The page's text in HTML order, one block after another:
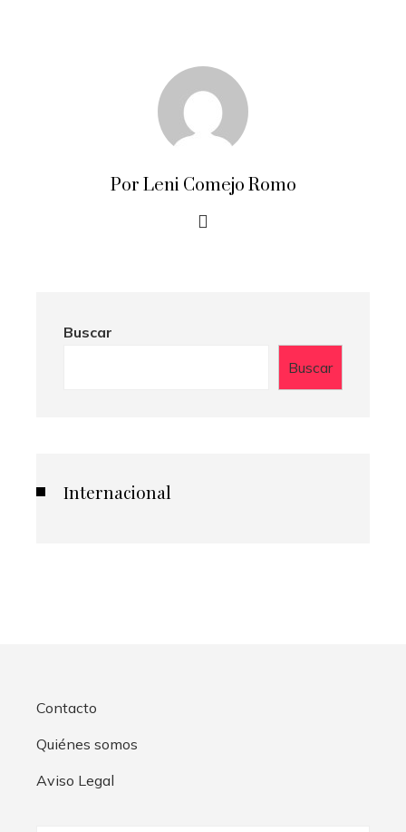
Por Leni Comejo Romo
Buscar
Buscar
Internacional
Contacto
Quiénes somos
Aviso Legal